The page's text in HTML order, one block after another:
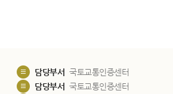
담당부서 국토교통인증센터
담당부서 국토교통인증센터